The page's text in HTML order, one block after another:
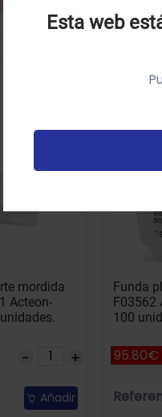
mordida
Acteon-
Añadir
Funda
F03562
100
95.80€
Esta web